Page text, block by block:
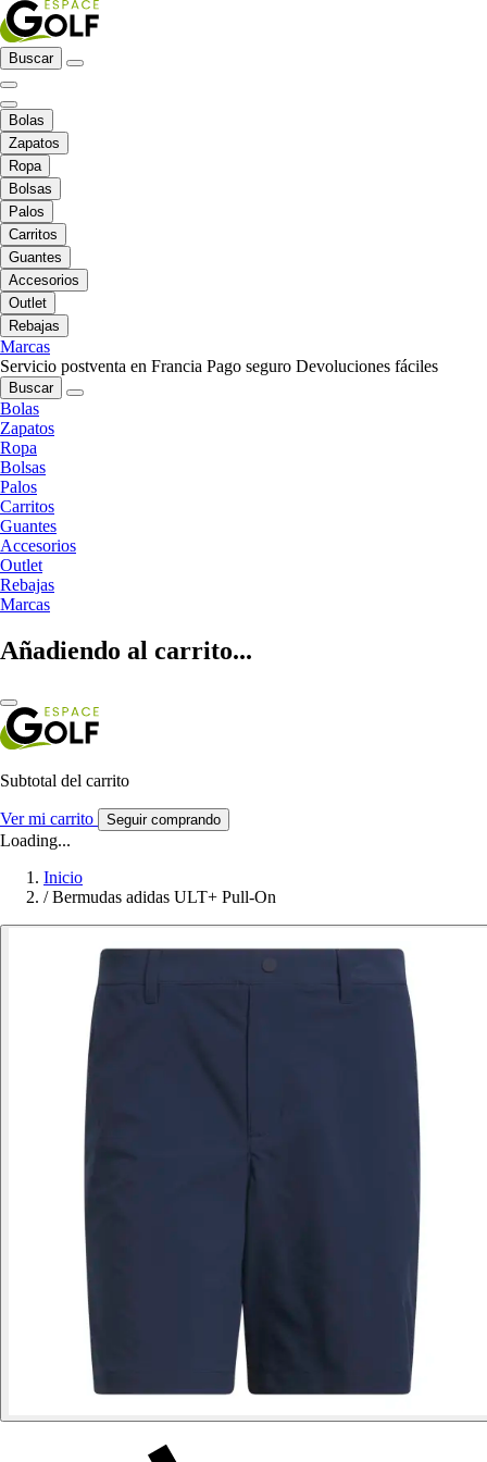
Buscar
Bolas
Zapatos
Ropa
Bolsas
Palos
Carritos
Guantes
Accesorios
Outlet
Rebajas
Marcas
Servicio postventa en Francia Pago seguro Devoluciones fáciles
Buscar
Bolas
Zapatos
Ropa
Bolsas
Palos
Carritos
Guantes
Accesorios
Outlet
Rebajas
Marcas
Añadiendo al carrito...
Subtotal del carrito
Ver mi carrito Seguir comprando
Loading...
Inicio
/ Bermudas adidas ULT+ Pull-On